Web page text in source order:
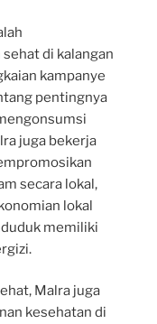
di kalangan
kampanye
pentingnya
juga bekerja
secara lokal,
lokal
memiliki
Malra juga
kesehatan di